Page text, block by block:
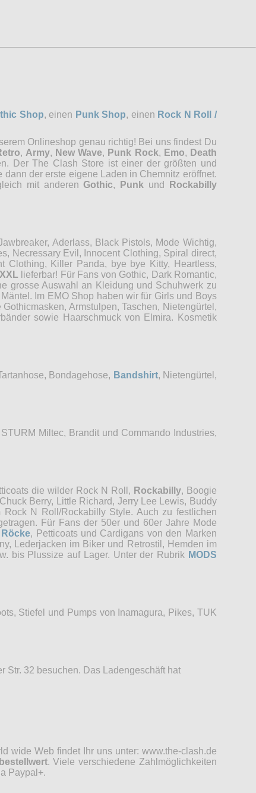
Shop, einen Punk Shop, einen Rock N Roll /
Onlineshop genau richtig! Bei uns findest Du
, Army, New Wave, Punk Rock, Emo, Death
Der The Clash Store ist einer der größten und
der erste eigene Laden in Chemnitz eröffnet.
mit anderen Gothic, Punk und
Rockabilly
Aderlass, Black Pistols, Mode Wichtig,
Necressary Evil, Innocent Clothing, Spiral direct,
Clothing, Killer Panda, bye bye Kitty, Heartless,
lieferbar! Für Fans von Gothic, Dark Romantic,
grosse Auswahl an Kleidung und Schuhwerk zu
Im EMO Shop haben wir für Girls und Boys
Armstulpen, Taschen, Nietengürtel,
sowie Haarschmuck von Elmira. Kosmetik
Bondagehose, Bandshirt, Nietengürtel,
Miltec, Brandit und Commando Industries,
die wilder Rock N Roll, Rockabilly, Boogie
Berry, Little Richard, Jerry Lee Lewis, Buddy
Rock N Roll/Rockabilly Style. Auch zu festlichen
Für Fans der 50er und 60er Jahre Mode
Röcke, Petticoats und Cardigans von den Marken
Lederjacken im Biker und Retrostil, Hemden im
bis Plussize auf Lager. Unter der Rubrik MODS
Stiefel und Pumps von Inamagura, Pikes, TUK
Str. 32 besuchen. Das Ladengeschäft hat
wide Web findet Ihr uns unter: www.the-clash.de
. Viele verschiedene Zahlmöglichkeiten
Paypal+.